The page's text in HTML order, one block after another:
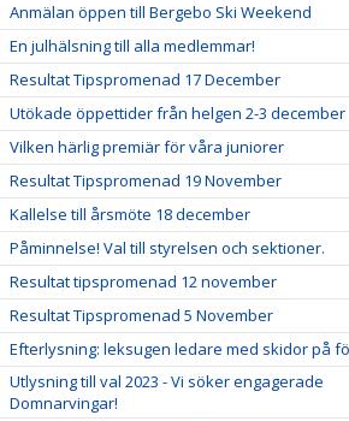
Anmälan öppen till Bergebo Ski Weekend
En julhälsning till alla medlemmar!
Resultat Tipspromenad 17 December
Utökade öppettider från helgen 2-3 december
Vilken härlig premiär för våra juniorer
Resultat Tipspromenad 19 November
Kallelse till årsmöte 18 december
Påminnelse! Val till styrelsen och sektioner.
Resultat tipspromenad 12 november
Resultat Tipspromenad 5 November
Efterlysning: leksugen ledare med skidor på
Utlysning till val 2023 - Vi söker engagerade
Domnarvingar!